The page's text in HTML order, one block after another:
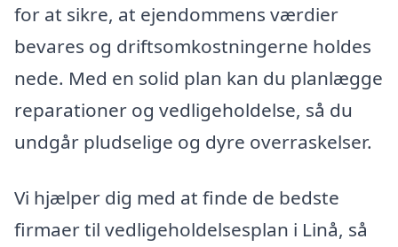
for at sikre, at ejendommens værdier
bevares og driftsomkostningerne holdes
nede. Med en solid plan kan du planlægge
reparationer og vedligeholdelse, så du
undgår pludselige og dyre overraskelser.
Vi hjælper dig med at finde de bedste
firmaer til vedligeholdelsesplan i Linå, så